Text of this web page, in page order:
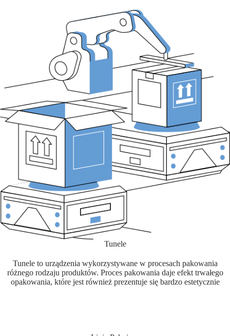
Tunele
Tunele to urządzenia wykorzystywane w procesach pakowania
różnego rodzaju produktów. Proces pakowania daje efekt trwałego
opakowania, które jest również prezentuje się bardzo estetycznie